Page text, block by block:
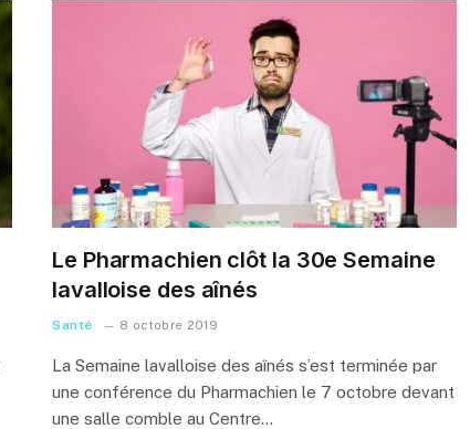
Le Pharmachien clôt la 30e Semaine
lavalloise des aînés
Santé 8 octobre 2019
La Semaine lavalloise des aînés s’est terminée par
une conférence du Pharmachien le 7 octobre devant
une salle comble au Centre…